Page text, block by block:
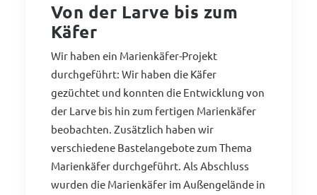
Von der Larve bis zum
Käfer
Wir haben ein Marienkäfer-Projekt
durchgeführt: Wir haben die Käfer
gezüchtet und konnten die Entwicklung von
der Larve bis hin zum fertigen Marienkäfer
beobachten. Zusätzlich haben wir
verschiedene Bastelangebote zum Thema
Marienkäfer durchgeführt. Als Abschluss
wurden die Marienkäfer im Außengelände in